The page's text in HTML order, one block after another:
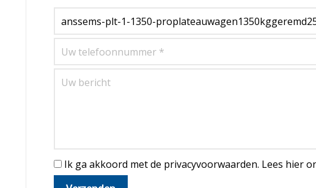
Ik ga akkoord met de privacyvoorwaarden. Lees hier